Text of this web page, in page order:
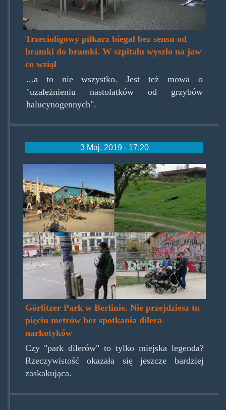
Trzecioligowy piłkarz biegał bez sensu od
bramki do bramki. W szpitalu wyszło na jaw
co wziął
...a to nie wszystko. Jest też mowa o
"uzależnieniu nastolatków od grzybów
halucynogennych".
3 Maj, 2019 - 17:20
gorlitzer-
park.jpg
Görlitzer Park w Berlinie. Nie przejdziesz tu
pięciu metrów bez spotkania dilera
narkotyków
Czy "park dilerów" to tylko miejska legenda?
Rzeczywistość okazała się jeszcze bardziej
zaskakująca.